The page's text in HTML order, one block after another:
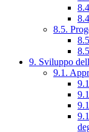
8.5.
9. Sviluppo
9.1.